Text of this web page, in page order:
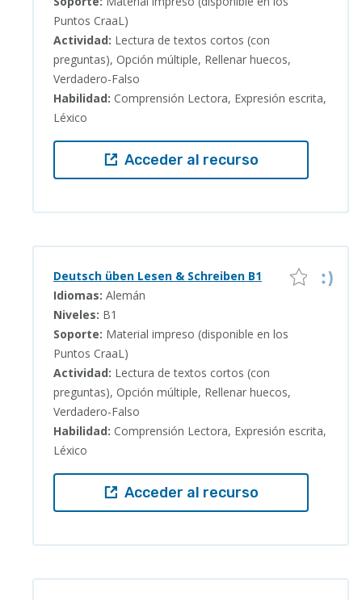
Puntos CraaL)
Actividad: Lectura de textos cortos (con
preguntas), Opción múltiple, Rellenar huecos,
Verdadero-Falso
Habilidad: Comprensión Lectora, Expresión escrita,
Léxico
Acceder al recurso
Deutsch üben Lesen & Schreiben B1
Idiomas: Alemán
Niveles: B1
Soporte: Material impreso (disponible en los
Puntos CraaL)
Actividad: Lectura de textos cortos (con
preguntas), Opción múltiple, Rellenar huecos,
Verdadero-Falso
Habilidad: Comprensión Lectora, Expresión escrita,
Léxico
Acceder al recurso